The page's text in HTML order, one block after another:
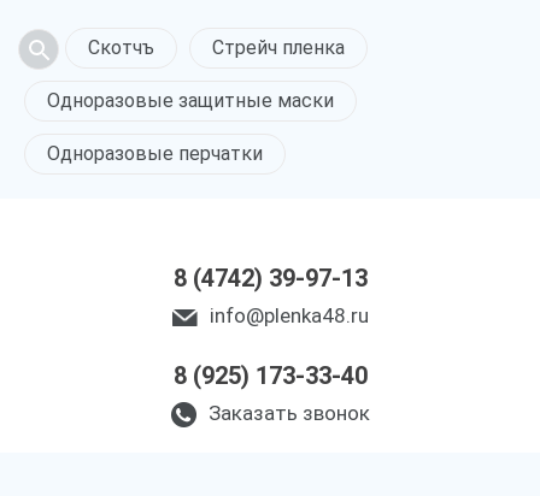
Скотчъ Стрейч пленка
Одноразовые защитные маски
Одноразовые перчатки
8 (4742) 39-97-13
info@plenka48.ru
8 (925) 173-33-40
Заказать звонок